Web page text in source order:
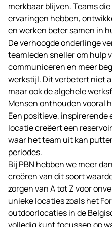
merkbaar blijven. Teams
ervaringen hebben,
en werken beter samen in
De verhoogde onderlinge
teamleden sneller om hulp
communiceren en meer
werkstijl. Dit verbetert niet
maar ook de algehele
Mensen onthouden vooral
Een positieve, inspirerende
locatie creëert een
waar het team uit kan
periodes.
Bij PBN hebben we meer
creëren van dit soort
zorgen van A tot Z voor
unieke locaties zoals het
outdoorlocaties in de